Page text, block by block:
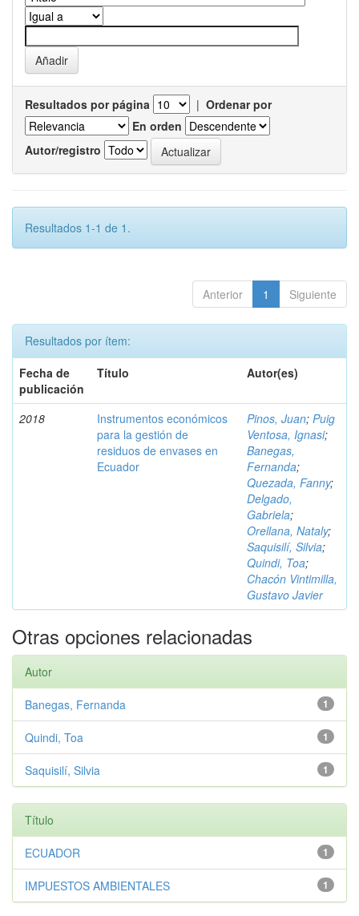
Resultados por página | Ordenar por
En orden
Autor/registro
Resultados 1-1 de 1.
Anterior 1 Siguiente
Resultados por ítem:
Fecha de
publicación
Título Autor(es)
2018
Instrumentos económicos
para la gestión de
residuos de envases en
Ecuador
Pinos, Juan; Puig
Ventosa, Ignasi;
Banegas,
Fernanda;
Quezada, Fanny;
Delgado,
Gabriela;
Orellana, Nataly;
Saquisilí, Silvia;
Quindi, Toa;
Chacón Vintimilla,
Gustavo Javier
Otras opciones relacionadas
Autor
1
Banegas, Fernanda
1
Quindi, Toa
1
Saquisilí, Silvia
Título
1
ECUADOR
1
IMPUESTOS AMBIENTALES